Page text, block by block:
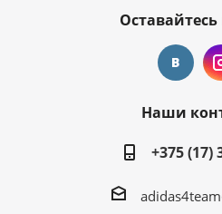
Оставайтесь
Наши
+375 (17)